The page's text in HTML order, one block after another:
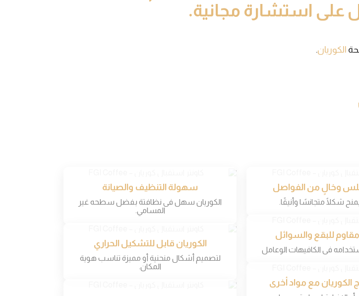
على استشارة مجانية.
الكوريان.
وخالٍ من الفواصل
شكلًا متجانسًا وأنيقًا.
مقاوم للبقع والسوائل
فى الكافيهات الوعامل
الكوريان مع مواد أخرى
سهولة التنظيف والصيانة
الكوريان سهل فى نظافتة بفضل سطحه غير
المسامي.
الكوريان قابل للتشكيل الحراري
لتصميم أشكال منحنية أو مميزة تناسب هوية
المكان.